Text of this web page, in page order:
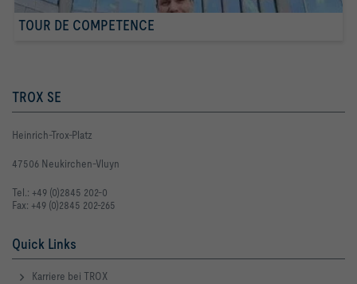
TOUR DE COMPETENCE
TROX SE
Heinrich-Trox-Platz
47506 Neukirchen-Vluyn
Tel.: +49 (0)2845 202-0
Fax: +49 (0)2845 202-265
Quick Links
Karriere bei TROX